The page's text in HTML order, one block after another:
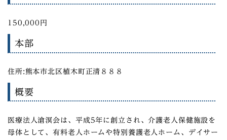
150,000円
本部
住所:熊本市北区植木町正清８８８
概要
医療法人滄溟会は、平成5年に創立され、介護老人保健施設を
母体として、有料老人ホームや特別養護老人ホーム、デイサー